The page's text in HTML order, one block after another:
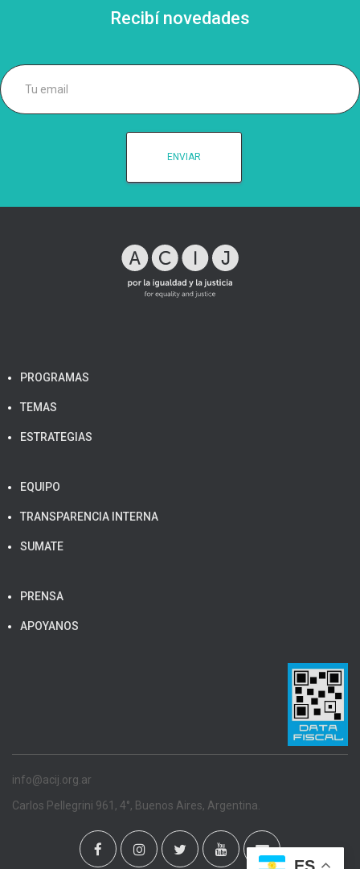
Recibí novedades
PROGRAMAS
TEMAS
ESTRATEGIAS
EQUIPO
TRANSPARENCIA INTERNA
SUMATE
PRENSA
APOYANOS
info@acij.org.ar
Carlos Pellegrini 961, 4°, Buenos Aires, Argentina.